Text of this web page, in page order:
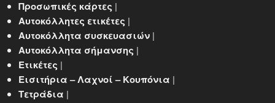
Προσωπικές κάρτες |
Αυτοκόλλητες ετικέτες |
Αυτοκόλλητα συσκευασιών |
Αυτοκόλλητα σήμανσης |
Ετικέτες |
Εισιτήρια – Λαχνοί – Κουπόνια |
Τετράδια |